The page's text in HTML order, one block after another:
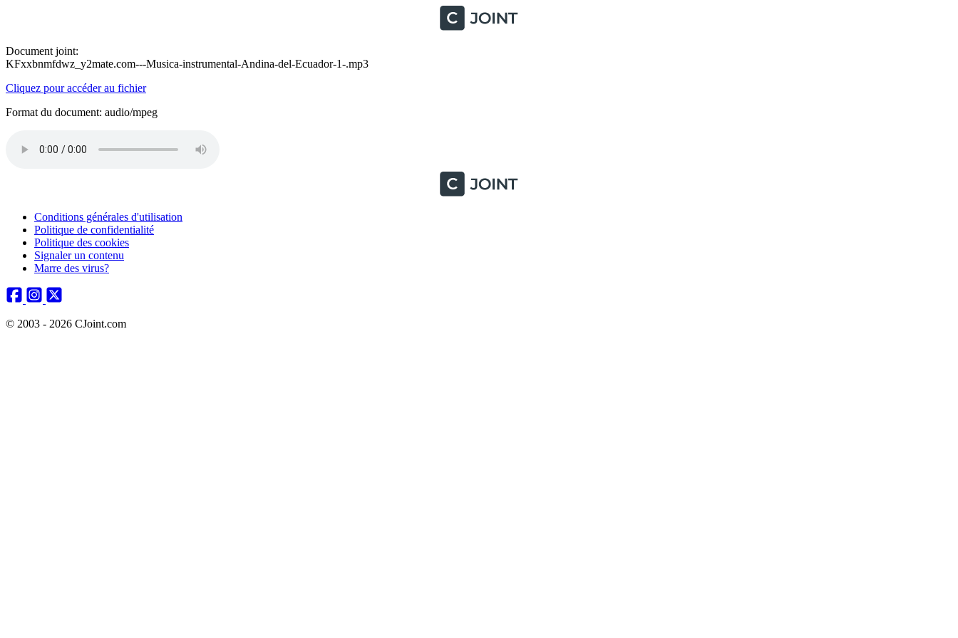
Document joint:
KFxxbnmfdwz_y2mate.com---Musica-instrumental-Andina-del-Ecuador-1-.mp3
Cliquez pour accéder au fichier
Format du document: audio/mpeg
Conditions générales d'utilisation
Politique de confidentialité
Politique des cookies
Signaler un contenu
Marre des virus?
© 2003 - 2026 CJoint.com